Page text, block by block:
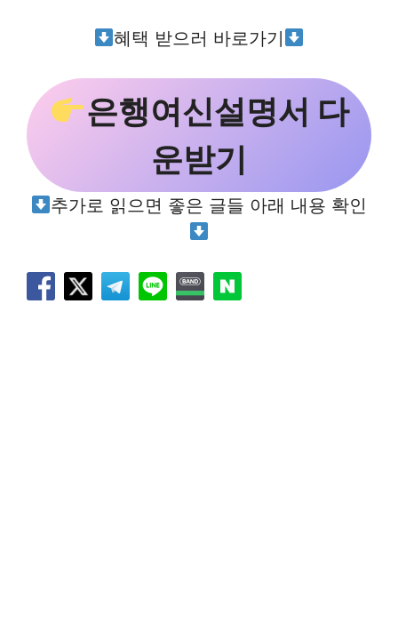
혜택 받으러 바로가기
은행여신설명서 다
운받기
추가로 읽으면 좋은 글들 아래 내용 확인